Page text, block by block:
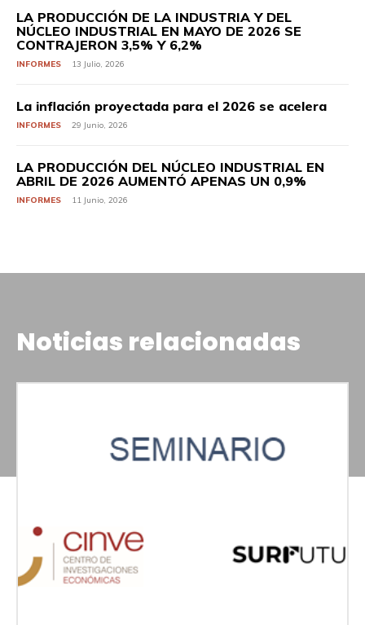
LA PRODUCCIÓN DE LA INDUSTRIA Y DEL
NÚCLEO INDUSTRIAL EN MAYO DE 2026 SE
CONTRAJERON 3,5% Y 6,2%
INFORMES 13 Julio, 2026
La inflación proyectada para el 2026 se acelera
INFORMES 29 Junio, 2026
LA PRODUCCIÓN DEL NÚCLEO INDUSTRIAL EN
ABRIL DE 2026 AUMENTÓ APENAS UN 0,9%
INFORMES 11 Junio, 2026
Noticias relacionadas